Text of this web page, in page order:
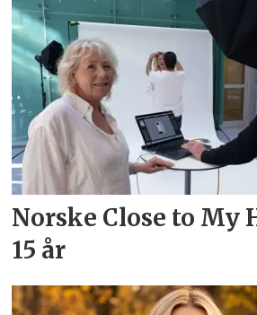
Norske Close to My
15 år